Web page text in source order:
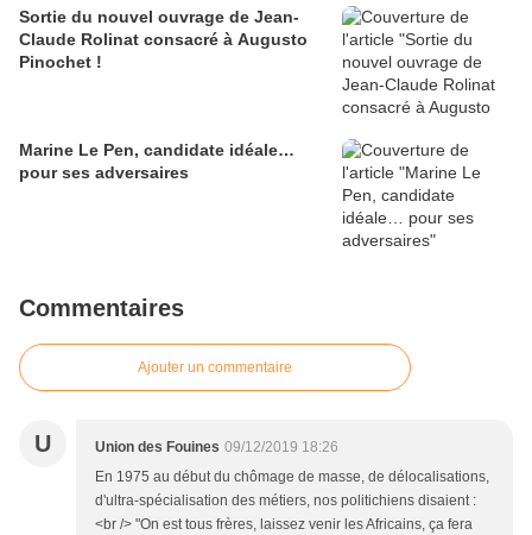
Sortie du nouvel ouvrage de Jean-
Claude Rolinat consacré à Augusto
Pinochet !
Marine Le Pen, candidate idéale…
pour ses adversaires
Commentaires
Ajouter un commentaire
U Union des Fouines 09/12/2019 18:26
En 1975 au début du chômage de masse, de délocalisations,
d'ultra-spécialisation des métiers, nos politichiens disaient :
<br /> "On est tous frères, laissez venir les Africains, ça fera